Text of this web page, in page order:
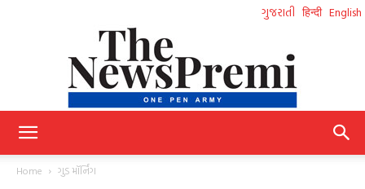
ગુજરાતી हिन्दी English
Home ગુડ મૉર્નિંગ